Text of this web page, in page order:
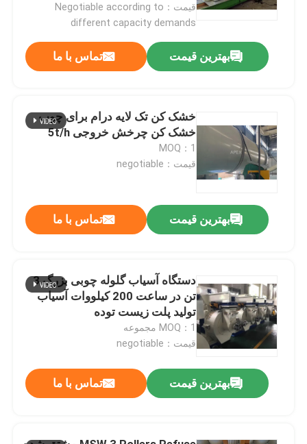
قیمت：Negotiable according to
different capacity demands
بهترین قیمت تماس با ما
خشک کن تک لایه درام برای چوب
خشک کن چرخش خروجی 5t/h
MOQ：1
قیمت：negotiable
بهترین قیمت تماس با ما
دستگاه آسیاب گلوله چوبی بزرگ 3
تن در ساعت 200 کیلووات آسیاب
تولید پلت زیست توده
MOQ：1 مجموعه
قیمت：negotiable
بهترین قیمت تماس با ما